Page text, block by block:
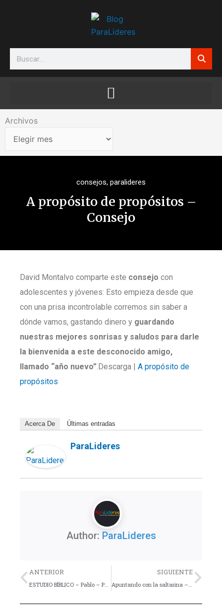
Search
Archivos
Archivos
consejos, paralideres
A propósito de propósitos –
Consejo
David Montalvo comparte este consejo con
adolescentes y jóvenes: Esto empieza desde que
con una prisa incontrolable corremos sin saber a
dónde vamos, gastando dinero y guardando
nuestras mejores sonrisas y saludos para darle
la bienvenida a este desconocido amigo,
llamado “año nuevo”.Descarga | A propósito de
propósitos
Acerca De Últimas entradas
ParaLideres
Author: ParaLideres
Previo
ANTERIOR
ESTUDIO BÍBLICO – Pablo – Parte 2
SIGUIENTE
Apuntando con la saltarina – Dinámica